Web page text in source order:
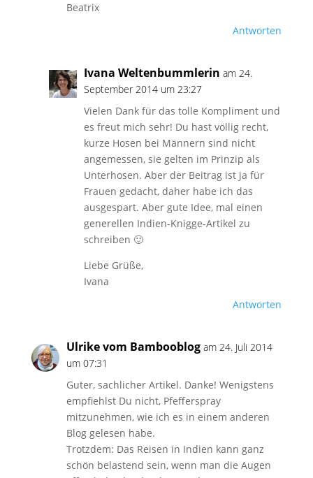
Beatrix
Antworten
Ivana Weltenbummlerin am 24.
September 2014 um 23:27
Vielen Dank für das tolle Kompliment und
es freut mich sehr! Du hast völlig recht,
kurze Hosen bei Männern sind nicht
angemessen, sie gelten im Prinzip als
Unterhosen. Aber der Beitrag ist ja für
Frauen gedacht, daher habe ich das
ausgespart. Aber gute Idee, mal einen
generellen Indien-Knigge-Artikel zu
schreiben 🙂
Liebe Grüße,
Ivana
Antworten
Ulrike vom Bambooblog am 24. Juli 2014
um 07:31
Guter, sachlicher Artikel. Danke! Wenigstens
empfiehlst Du nicht, Pfefferspray
mitzunehmen, wie ich es in einem anderen
Blog gelesen habe.
Trotzdem: Das Reisen in Indien kann ganz
schön belastend sein, wenn man die Augen